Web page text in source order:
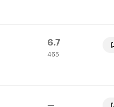
Рейтинг
Кинопоиска
6.7
465
оценок
465
—